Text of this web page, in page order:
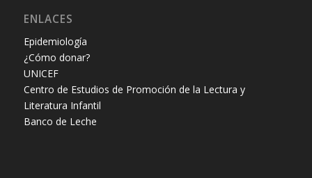
ENLACES
Epidemiología
¿Cómo donar?
UNICEF
Centro de Estudios de Promoción de la Lectura y
Literatura Infantil
Banco de Leche